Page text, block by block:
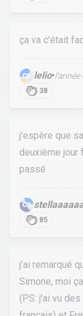
ça va c'était
lelio•
38
j'espère que
deuxième jour
passé
85
j'ai remarqué
Simone, moi
(PS: j'ai vu